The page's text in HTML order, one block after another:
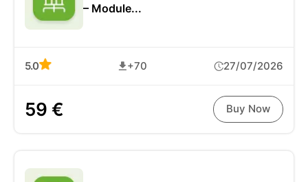
– Module...
5.0 +70 27/07/2026
59 € Buy Now